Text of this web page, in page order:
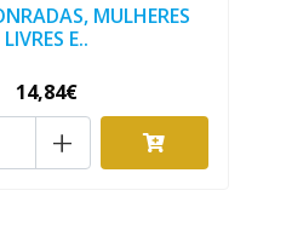
MULHERES
LIVRES E..
14,84€
+